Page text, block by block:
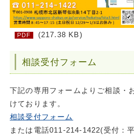
PDF (217.38 KB)
相談受付フォーム
下記の専用フォームよりご相談・
けております。
相談受付フォーム
または電話011-214-1422(受付：